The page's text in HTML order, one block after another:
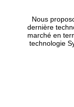
Nous
dernière
marché en
technologie